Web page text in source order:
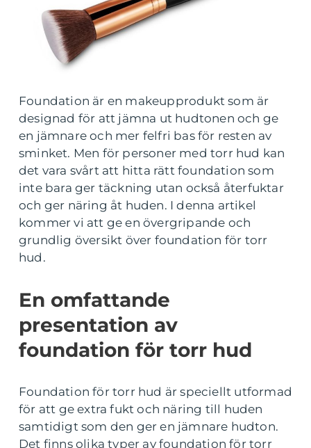
Foundation är en makeupprodukt som är
designad för att jämna ut hudtonen och ge
en jämnare och mer felfri bas för resten av
sminket. Men för personer med torr hud kan
det vara svårt att hitta rätt foundation som
inte bara ger täckning utan också återfuktar
och ger näring åt huden. I denna artikel
kommer vi att ge en övergripande och
grundlig översikt över foundation för torr
hud.
En omfattande
presentation av
foundation för torr hud
Foundation för torr hud är speciellt utformad
för att ge extra fukt och näring till huden
samtidigt som den ger en jämnare hudton.
Det finns olika typer av foundation för torr